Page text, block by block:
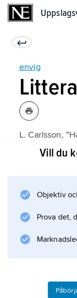
envig
L. Carlsson,
och Vill du
Objektiv
Prova det,